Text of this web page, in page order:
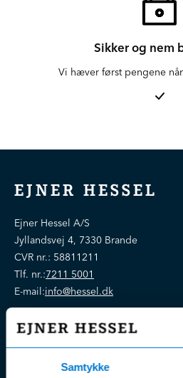
Samtykke
Sikker og nem
Vi hæver først pengene
EJNER HESSEL
Ejner Hessel A/S
Jyllandsvej 4, 7330 Brande
CVR nr.: 58811211
Tlf. nr.:7211 5001
E-mail:info@hessel.dk
Åbningstider
Man - Fre:
07.30 - 17.30